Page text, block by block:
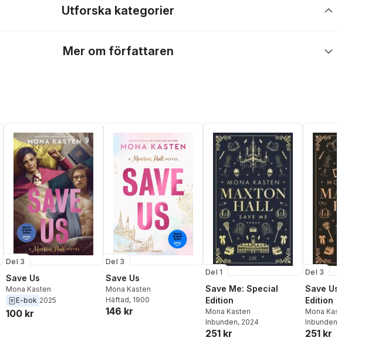
Utforska kategorier
Mer om författaren
Del 3
Save Us
Mona Kasten
E-bok 2025
100 kr
Del 3
Save Us
Mona Kasten
Häftad, 1900
146 kr
Del 1
Save Me: Special
Edition
Mona Kasten
Inbunden, 2024
251 kr
Del 3
Save Us:
Edition
Mona Kasten
Inbunden
251 kr